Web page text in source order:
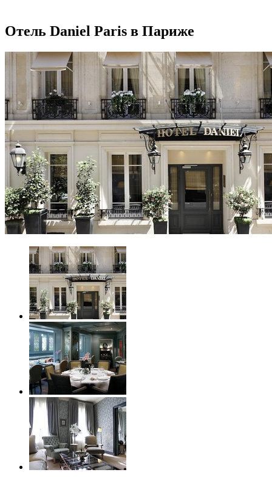
Отель Daniel Paris в Париже